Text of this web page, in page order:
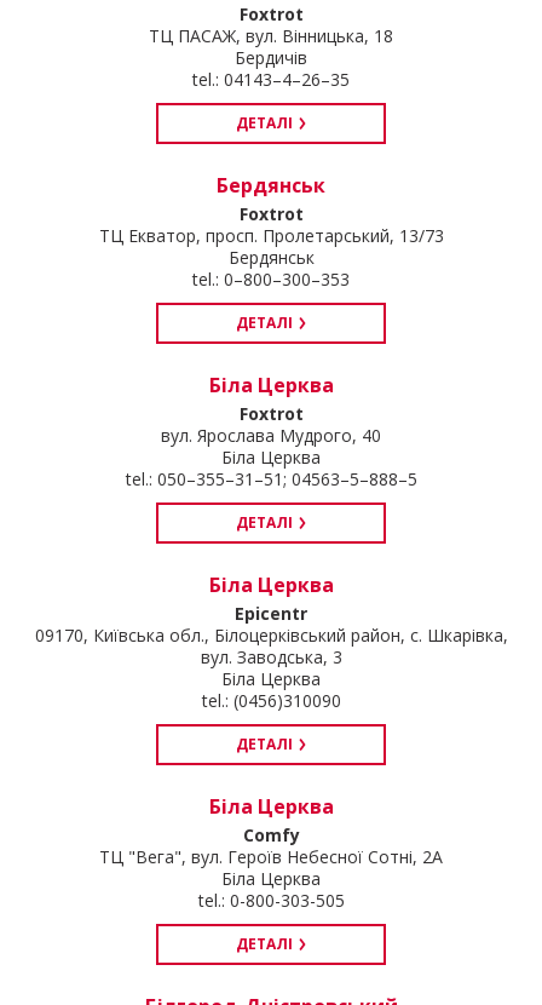
Foxtrot
ТЦ ПАСАЖ, вул. Вінницька, 18
Бердичів
tel.: 04143–4–26–35
ДЕТАЛІ
Бердянськ
Foxtrot
ТЦ Екватор, просп. Пролетарський, 13/73
Бердянськ
tel.: 0–800–300–353
ДЕТАЛІ
Біла Церква
Foxtrot
вул. Ярослава Мудрого, 40
Біла Церква
tel.: 050–355–31–51; 04563–5–888–5
ДЕТАЛІ
Біла Церква
Epicentr
09170, Київська обл., Білоцерківський район, с. Шкарівка,
вул. Заводська, 3
Біла Церква
tel.: (0456)310090
ДЕТАЛІ
Біла Церква
Comfy
ТЦ "Вега", вул. Героїв Небесної Cотні, 2А
Біла Церква
tel.: 0-800-303-505
ДЕТАЛІ